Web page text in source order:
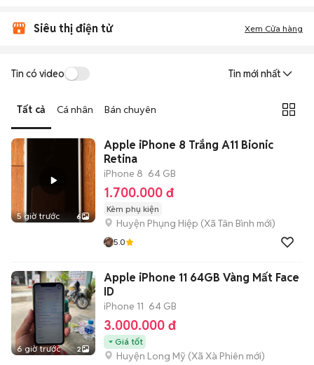
Siêu thị điện tử Xem Cửa hàng
Tin có video Tin mới nhất
Tất cả Cá nhân Bán chuyên
5 giờ trước 6
Apple iPhone 8 Trắng A11 Bionic
Retina
iPhone 8 64 GB
1.700.000 đ
Kèm phụ kiện
Huyện Phụng Hiệp (Xã Tân Bình mới)
5.0
6 giờ trước 2
Apple iPhone 11 64GB Vàng Mất Face
ID
iPhone 11 64 GB
3.000.000 đ
Giá tốt
Huyện Long Mỹ (Xã Xà Phiên mới)